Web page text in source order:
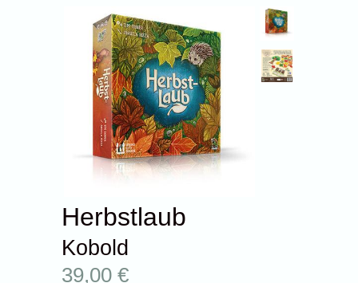
Herbstlaub
Kobold
39,00 €